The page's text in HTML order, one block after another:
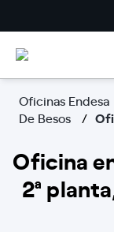
Oficinas Endesa
De Besos
Oficina
2ª